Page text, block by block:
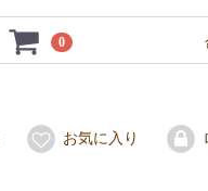
0
お気に入り